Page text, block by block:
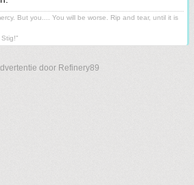
But you.... You will be worse. Rip and tear, until it is
door Refinery89